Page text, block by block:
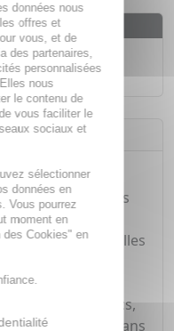
en 24h*
résorcine, la
intégralement les
au lavage. Sa
huiles essentielles
qui préserve
capillaire.
cheveux blancs,
ammoniaque, sans
données nous
offres et
vous, et de
des partenaires,
personnalisées
nous
le contenu de
vous faciliter le
sociaux et
sélectionner
données en
Vous pourrez
moment en
Cookies" en